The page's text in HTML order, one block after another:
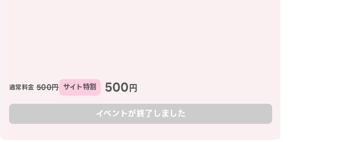
通常料金 500円 サイト特割 500円
イベントが終了しました